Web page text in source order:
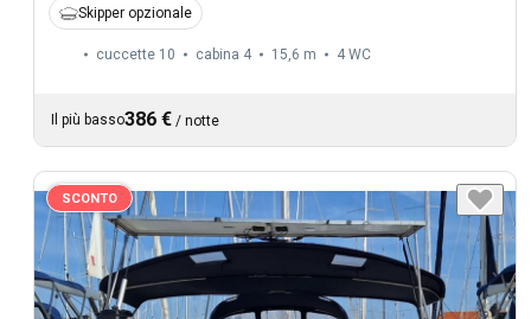
Skipper opzionale
cuccette 10 cabina 4 15,6 m 4 WC
Il più basso386 € / notte
SCONTO